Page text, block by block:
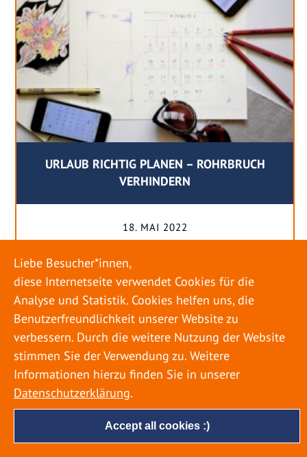
URLAUB RICHTIG PLANEN – ROHRBRUCH
VERHINDERN
18. MAI 2022
genießen ihren Urlaub. Dabei zieht es die Einen
weiter weg, die Anderen bleiben dann doch
lieber in der Heimat. Wenn Sie für eine längere
Zeit wegfahren möchten, gibt es einige Dinge zu
beachten, damit nicht anschließend eine böse
Überraschung auf Sie wartet. Um einen
möglichst entspannten Urlaub zu […]
Accept all cookies :)
Liebe Besucher*innen,
diese Internetseite verwendet Cookies für die
Analyse und Statistik. Cookies helfen uns, die
Benutzerfreundlichkeit unserer Website zu
verbessern. Durch die weitere Nutzung der Website
stimmen Sie der Verwendung zu. Weitere
Informationen hierzu finden Sie in unserer
Datenschutzerklärung.